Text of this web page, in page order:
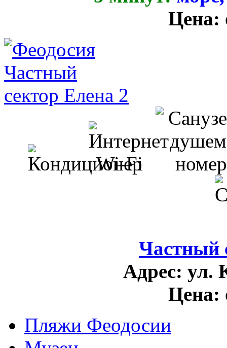
Цена:
Частный
Адрес: ул.
Цена:
Пляжи Феодосии